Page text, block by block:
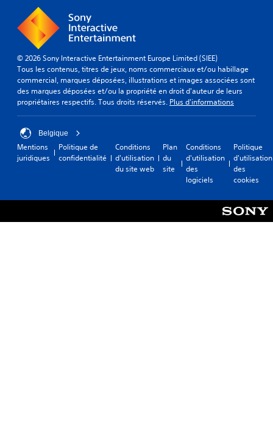
© 2026 Sony Interactive Entertainment Europe Limited (SIEE)
Tous les contenus, titres de jeux, noms commerciaux et/ou habillage
commercial, marques déposées, illustrations et images associées sont
des marques déposées et/ou la propriété en droit d'auteur de leurs
propriétaires respectifs. Tous droits réservés. Plus d'informations
Belgique
Mentions
juridiques
Politique de
confidentialité
Conditions
d'utilisation
du site web
Plan
du
site
Conditions
d'utilisation
des
logiciels
Politique
d'utilisation
des
cookies